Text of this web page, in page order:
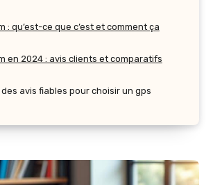
: qu’est-ce que c’est et comment ça
en 2024 : avis clients et comparatifs
avis fiables pour choisir un gps